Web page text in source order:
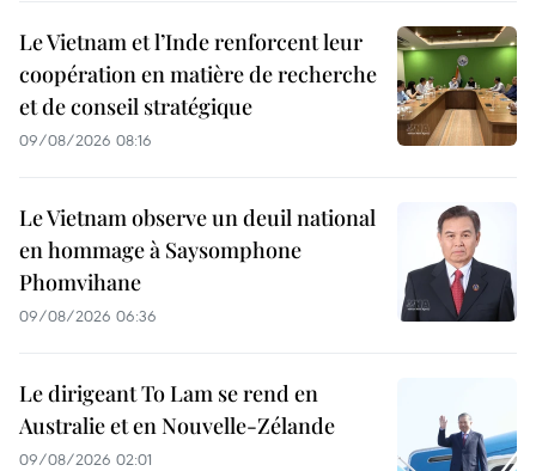
Le Vietnam et l’Inde renforcent leur
coopération en matière de recherche
et de conseil stratégique
09/08/2026 08:16
Le Vietnam observe un deuil national
en hommage à Saysomphone
Phomvihane
09/08/2026 06:36
Le dirigeant To Lam se rend en
Australie et en Nouvelle-Zélande
09/08/2026 02:01